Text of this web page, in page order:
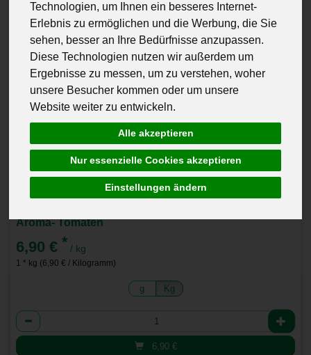
Technologien, um Ihnen ein besseres Internet-
Erlebnis zu ermöglichen und die Werbung, die Sie
sehen, besser an Ihre Bedürfnisse anzupassen.
Diese Technologien nutzen wir außerdem um
Ergebnisse zu messen, um zu verstehen, woher
unsere Besucher kommen oder um unsere
Website weiter zu entwickeln.
Alle akzeptieren
Nur essenzielle Cookies akzeptieren
Einstellungen ändern
aus eigenem Anbau
Aroma- Tomaten
6,90 € * / kg
1 * kg (6,90 € / Kilogramm)
g Kg
Anzahl
6,90 €